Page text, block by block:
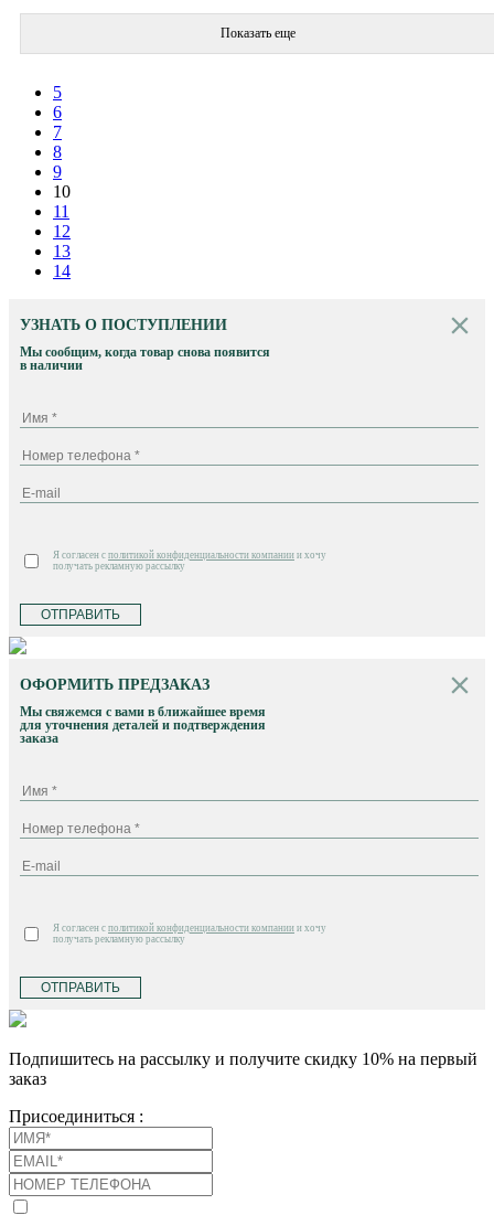
Показать еще
5
6
7
8
9
10
11
12
13
14
УЗНАТЬ О ПОСТУПЛЕНИИ
Мы сообщим, когда товар снова появится
в наличии
Я согласен с политикой конфиденциальности компании и хочу
получать рекламную рассылку
ОТПРАВИТЬ
ОФОРМИТЬ ПРЕДЗАКАЗ
Мы свяжемся с вами в ближайшее время
для уточнения деталей и подтверждения
заказа
Я согласен с политикой конфиденциальности компании и хочу
получать рекламную рассылку
ОТПРАВИТЬ
Подпишитесь на рассылку и получите скидку 10% на первый
заказ
Присоединиться :